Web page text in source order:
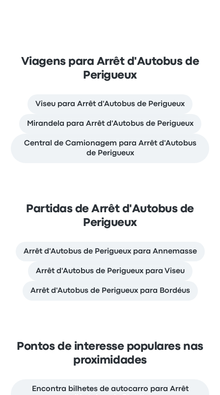
Viagens para Arrêt d'Autobus de
Perigueux
Viseu para Arrêt d'Autobus de Perigueux
Mirandela para Arrêt d'Autobus de Perigueux
Central de Camionagem para Arrêt d'Autobus
de Perigueux
Partidas de Arrêt d'Autobus de
Perigueux
Arrêt d'Autobus de Perigueux para Annemasse
Arrêt d'Autobus de Perigueux para Viseu
Arrêt d'Autobus de Perigueux para Bordéus
Pontos de interesse populares nas
proximidades
Encontra bilhetes de autocarro para Arrêt